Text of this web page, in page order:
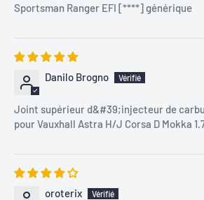
Sportsman Ranger EFI [****]générique
Danilo Brogno
Joint supérieur d&#39;injecteur de
pour Vauxhall Astra H/J Corsa D Mokka
oroterix